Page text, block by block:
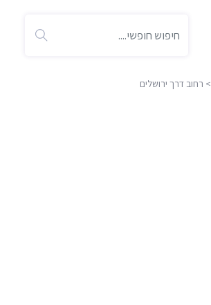
> רחוב דרך ירושלים